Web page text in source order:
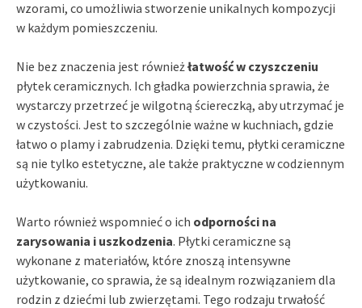
wzorami, co umożliwia stworzenie unikalnych kompozycji
w każdym pomieszczeniu.
Nie bez znaczenia jest równieżłatwość w czyszczeniu
płytek ceramicznych. Ich gładka powierzchnia sprawia, że
wystarczy przetrzeć je wilgotną ściereczką, aby utrzymać je
w czystości. Jest to szczególnie ważne w kuchniach, gdzie
łatwo o plamy i zabrudzenia. Dzięki temu, płytki ceramiczne
są nie tylko estetyczne, ale także praktyczne w codziennym
użytkowaniu.
Warto również wspomnieć o ich odporności na
zarysowania i uszkodzenia. Płytki ceramiczne są
wykonane z materiałów, które znoszą intensywne
użytkowanie, co sprawia, że są idealnym rozwiązaniem dla
rodzin z dziećmi lub zwierzętami. Tego rodzaju trwałość